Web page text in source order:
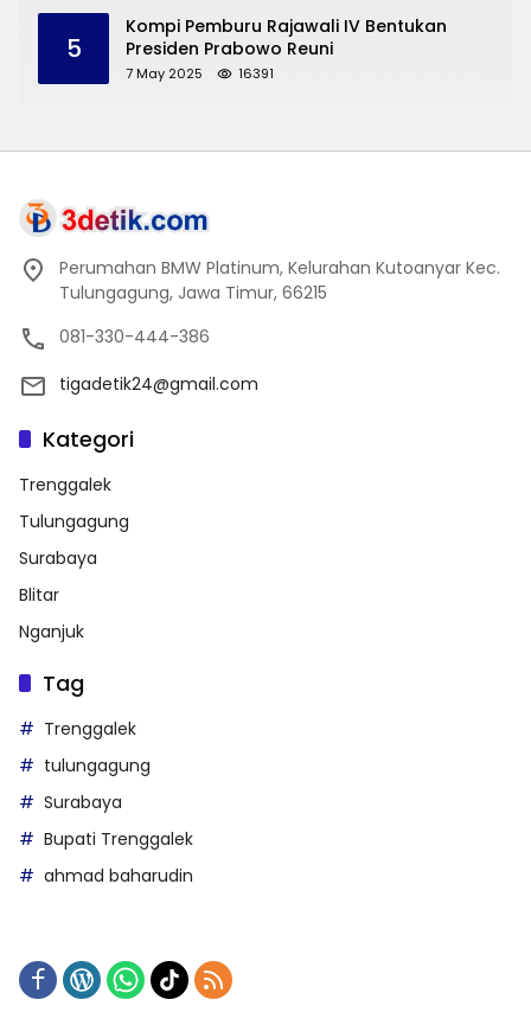
5
Kompi Pemburu Rajawali IV Bentukan
Presiden Prabowo Reuni
7 May 2025 16391
Perumahan BMW Platinum, Kelurahan Kutoanyar Kec.
Tulungagung, Jawa Timur, 66215
081-330-444-386
tigadetik24@gmail.com
Kategori
Trenggalek
Tulungagung
Surabaya
Blitar
Nganjuk
Tag
Trenggalek
tulungagung
Surabaya
Bupati Trenggalek
ahmad baharudin